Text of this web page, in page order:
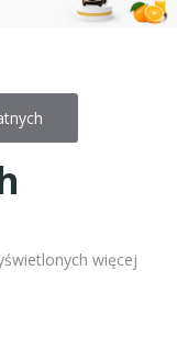
więcej